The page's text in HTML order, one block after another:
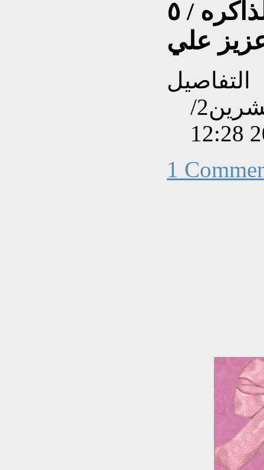
شخصيات بغداديه في الذاكره / ٥
علي
التفاصيل
تم إنشاءه بتاريخ الأحد, 25 تشرين2/
1